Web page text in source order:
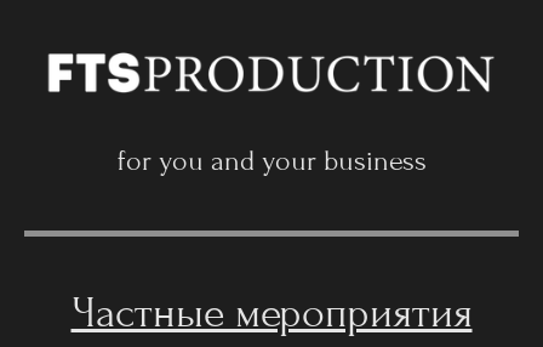
for you and your business
Частные мероприятия